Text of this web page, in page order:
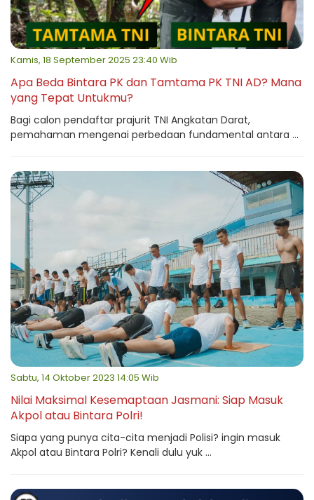
Kamis, 18 September 2025 23:40 Wib
Apa Beda Bintara PK dan Tamtama PK TNI AD? Mana
yang Tepat Untukmu?
Bagi calon pendaftar prajurit TNI Angkatan Darat,
pemahaman mengenai perbedaan fundamental antara ...
Sabtu, 14 Oktober 2023 14:05 Wib
Nilai Maksimal Kesemaptaan Jasmani: Siap Masuk
Akpol atau Bintara Polri!
Siapa yang punya cita-cita menjadi Polisi? ingin masuk
Akpol atau Bintara Polri? Kenali dulu yuk ...